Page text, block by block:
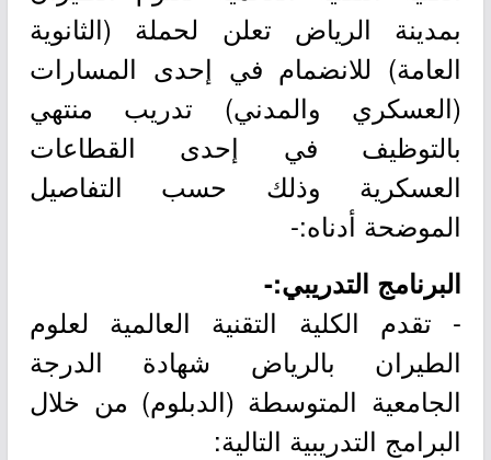
بمدينة الرياض تعلن لحملة (الثانوية
العامة) للانضمام في إحدى المسارات
(العسكري والمدني) تدريب منتهي
بالتوظيف في إحدى القطاعات
العسكرية وذلك حسب التفاصيل
الموضحة أدناه:-
البرنامج التدريبي:-
- تقدم الكلية التقنية العالمية لعلوم
الطيران بالرياض شهادة الدرجة
الجامعية المتوسطة (الدبلوم) من خلال
البرامج التدريبية التالية: